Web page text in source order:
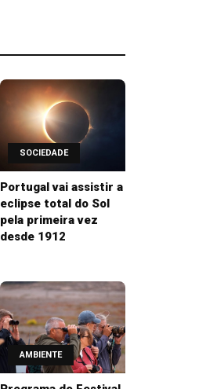
SOCIEDADE
Portugal vai assistir a
eclipse total do Sol
pela primeira vez
desde 1912
AMBIENTE